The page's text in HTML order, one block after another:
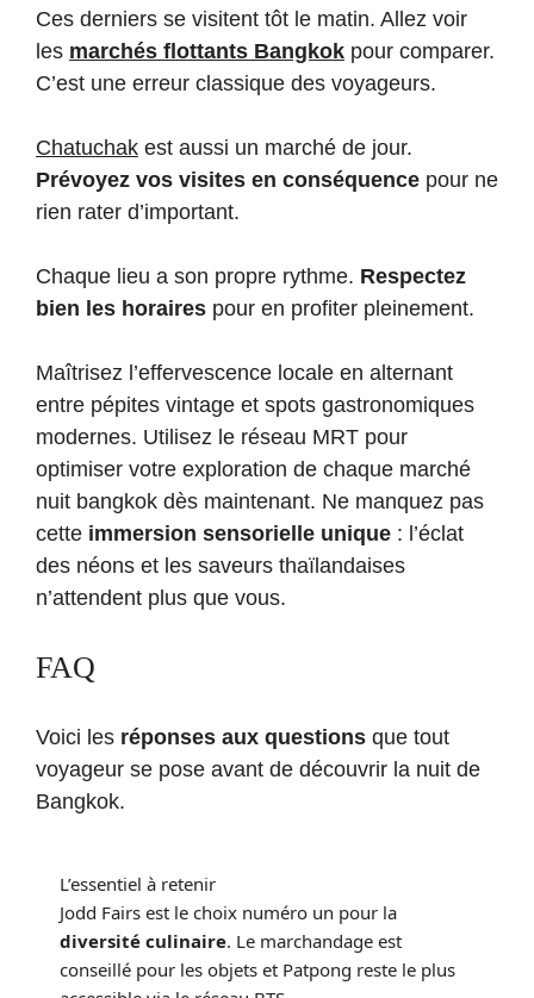
Ces derniers se visitent tôt le matin. Allez voir
les marchés flottants Bangkok pour comparer.
C’est une erreur classique des voyageurs.
Chatuchak est aussi un marché de jour.
Prévoyez vos visites en conséquence pour ne
rien rater d’important.
Chaque lieu a son propre rythme. Respectez
bien les horaires pour en profiter pleinement.
Maîtrisez l’effervescence locale en alternant
entre pépites vintage et spots gastronomiques
modernes. Utilisez le réseau MRT pour
optimiser votre exploration de chaque marché
nuit bangkok dès maintenant. Ne manquez pas
cette immersion sensorielle unique : l’éclat
des néons et les saveurs thaïlandaises
n’attendent plus que vous.
FAQ
Voici les réponses aux questions que tout
voyageur se pose avant de découvrir la nuit de
Bangkok.
L’essentiel à retenir
Jodd Fairs est le choix numéro un pour la
diversité culinaire. Le marchandage est
conseillé pour les objets et Patpong reste le plus